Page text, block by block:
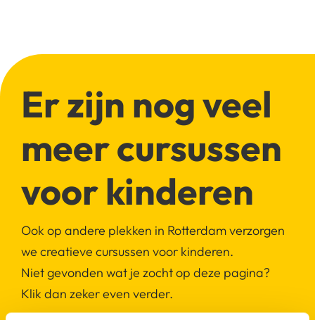
Er zijn nog veel
meer cursussen
voor kinderen
Ook op andere plekken in Rotterdam verzorgen
we creatieve cursussen voor kinderen.
Niet gevonden wat je zocht op deze pagina?
Klik dan zeker even verder.